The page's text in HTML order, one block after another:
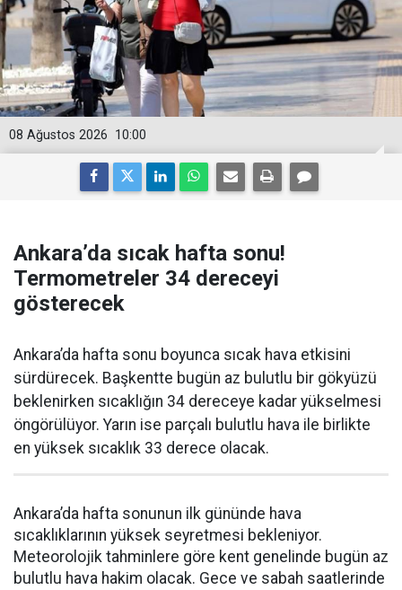
10:00
08 Ağustos 2026
Ankara’da sıcak hafta sonu!
Termometreler 34 dereceyi
gösterecek
Ankara’da hafta sonu boyunca sıcak hava etkisini
sürdürecek. Başkentte bugün az bulutlu bir gökyüzü
beklenirken sıcaklığın 34 dereceye kadar yükselmesi
öngörülüyor. Yarın ise parçalı bulutlu hava ile birlikte
en yüksek sıcaklık 33 derece olacak.
Ankara’da hafta sonunun ilk gününde hava
sıcaklıklarının yüksek seyretmesi bekleniyor.
Meteorolojik tahminlere göre kent genelinde bugün az
bulutlu hava hakim olacak. Gece ve sabah saatlerinde